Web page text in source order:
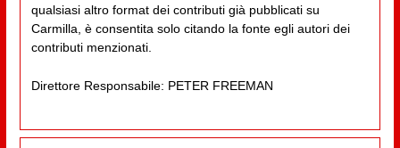
qualsiasi altro format dei contributi già pubblicati su
Carmilla, è consentita solo citando la fonte egli autori dei
contributi menzionati.
Direttore Responsabile: PETER FREEMAN